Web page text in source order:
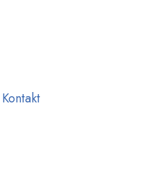
Kontakt